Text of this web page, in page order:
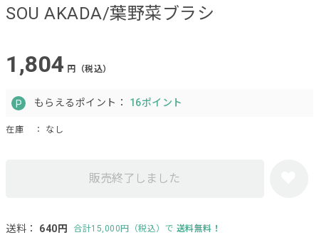
SOU AKADA/葉野菜ブラシ
1,804 円（税込）
もらえるポイント： 16ポイント
在庫 ： なし
販売終了しました
送料： 640円 合計15,000円（税込）で 送料無料！